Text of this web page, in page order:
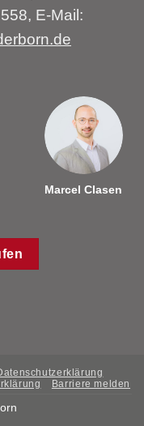
E-Mail:
Marcel Clasen
Barriere melden